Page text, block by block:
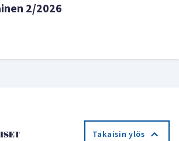
2/2026
Takaisin ylös